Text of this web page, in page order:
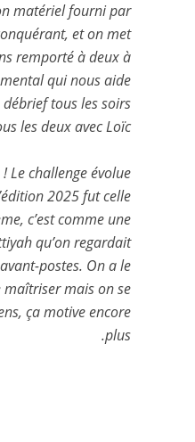
matériel fourni par
et on met
remporté à deux à
qui nous aide
tous les soirs
les deux avec Loïc. »
Le challenge évolue
2025 fut celle
c’est comme une
qu’on regardait
postes. On a le
maîtriser mais on se
ça motive encore
plus.